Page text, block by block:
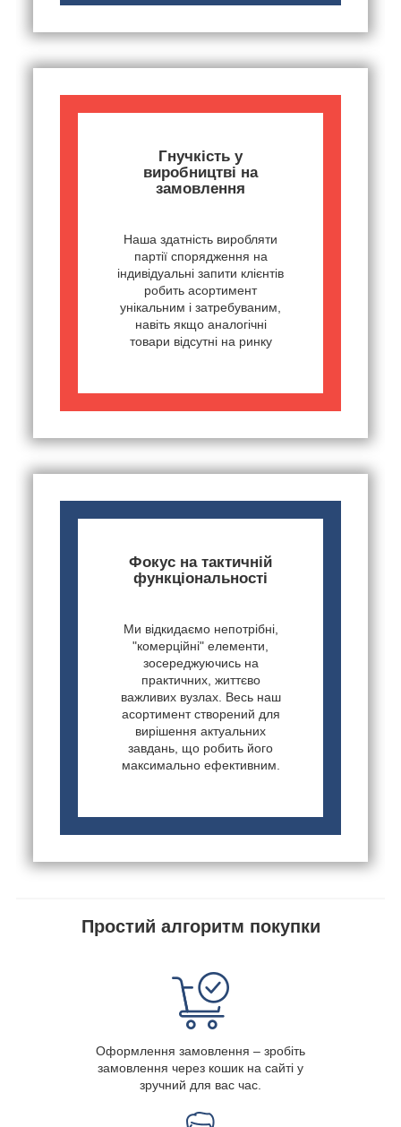
Гнучкість у
виробництві на
замовлення
Наша здатність виробляти
партії спорядження на
індивідуальні запити клієнтів
робить асортимент
унікальним і затребуваним,
навіть якщо аналогічні
товари відсутні на ринку
Фокус на тактичній
функціональності
Ми відкидаємо непотрібні,
"комерційні" елементи,
зосереджуючись на
практичних, життєво
важливих вузлах. Весь наш
асортимент створений для
вирішення актуальних
завдань, що робить його
максимально ефективним.
Простий алгоритм покупки
Оформлення замовлення – зробіть
замовлення через кошик на сайті у
зручний для вас час.